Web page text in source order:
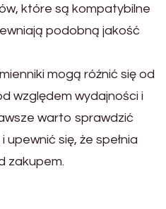
które są kompatybilne
podobną jakość
mogą różnić się od
względem wydajności i
warto sprawdzić
się, że spełnia
zakupem.